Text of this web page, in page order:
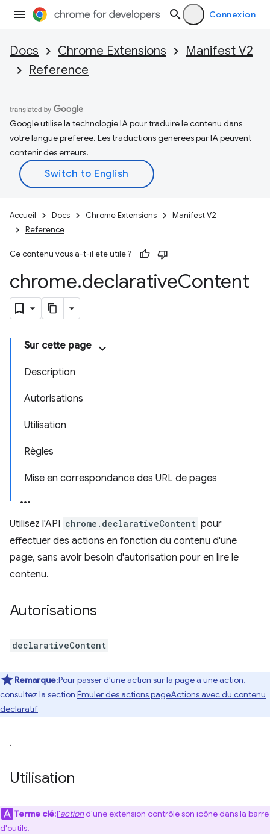
Connexion
Docs Chrome Extensions
Manifest V2
Reference
Google utilise la technologie IA pour traduire le contenu dans
votre langue préférée. Les traductions générées par IA peuvent
contenir des erreurs.
Accueil Docs Chrome Extensions
Manifest V2
Reference
Ce contenu vous a-t-il été utile ?
chrome.declarativeContent
Sur cette page
Description
Autorisations
Utilisation
Règles
Mise en correspondance des URL de pages
Utilisez l'API chrome.declarativeContent pour
effectuer des actions en fonction du contenu d'une
page, sans avoir besoin d'autorisation pour en lire le
contenu.
Autorisations
declarativeContent
Remarque:Pour passer d'une action sur la page à une action,
consultez la section Émuler des actions pageActions avec du contenu
déclaratif
.
Utilisation
Terme clé:l'actiond'une extension contrôle son icône dans la barre
d'outils.